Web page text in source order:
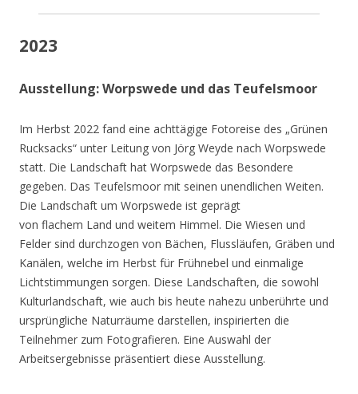
2023
Ausstellung: Worpswede und das Teufelsmoor
Im Herbst 2022 fand eine achttägige Fotoreise des „Grünen
Rucksacks“ unter Leitung von Jörg Weyde nach Worpswede
statt. Die Landschaft hat Worpswede das Besondere
gegeben. Das Teufelsmoor mit seinen unendlichen Weiten.
Die Landschaft um Worpswede ist geprägt
von flachem Land und weitem Himmel. Die Wiesen und
Felder sind durchzogen von Bächen, Flussläufen, Gräben und
Kanälen, welche im Herbst für Frühnebel und einmalige
Lichtstimmungen sorgen. Diese Landschaften, die sowohl
Kulturlandschaft, wie auch bis heute nahezu unberührte und
ursprüngliche Naturräume darstellen, inspirierten die
Teilnehmer zum Fotografieren. Eine Auswahl der
Arbeitsergebnisse präsentiert diese Ausstellung.